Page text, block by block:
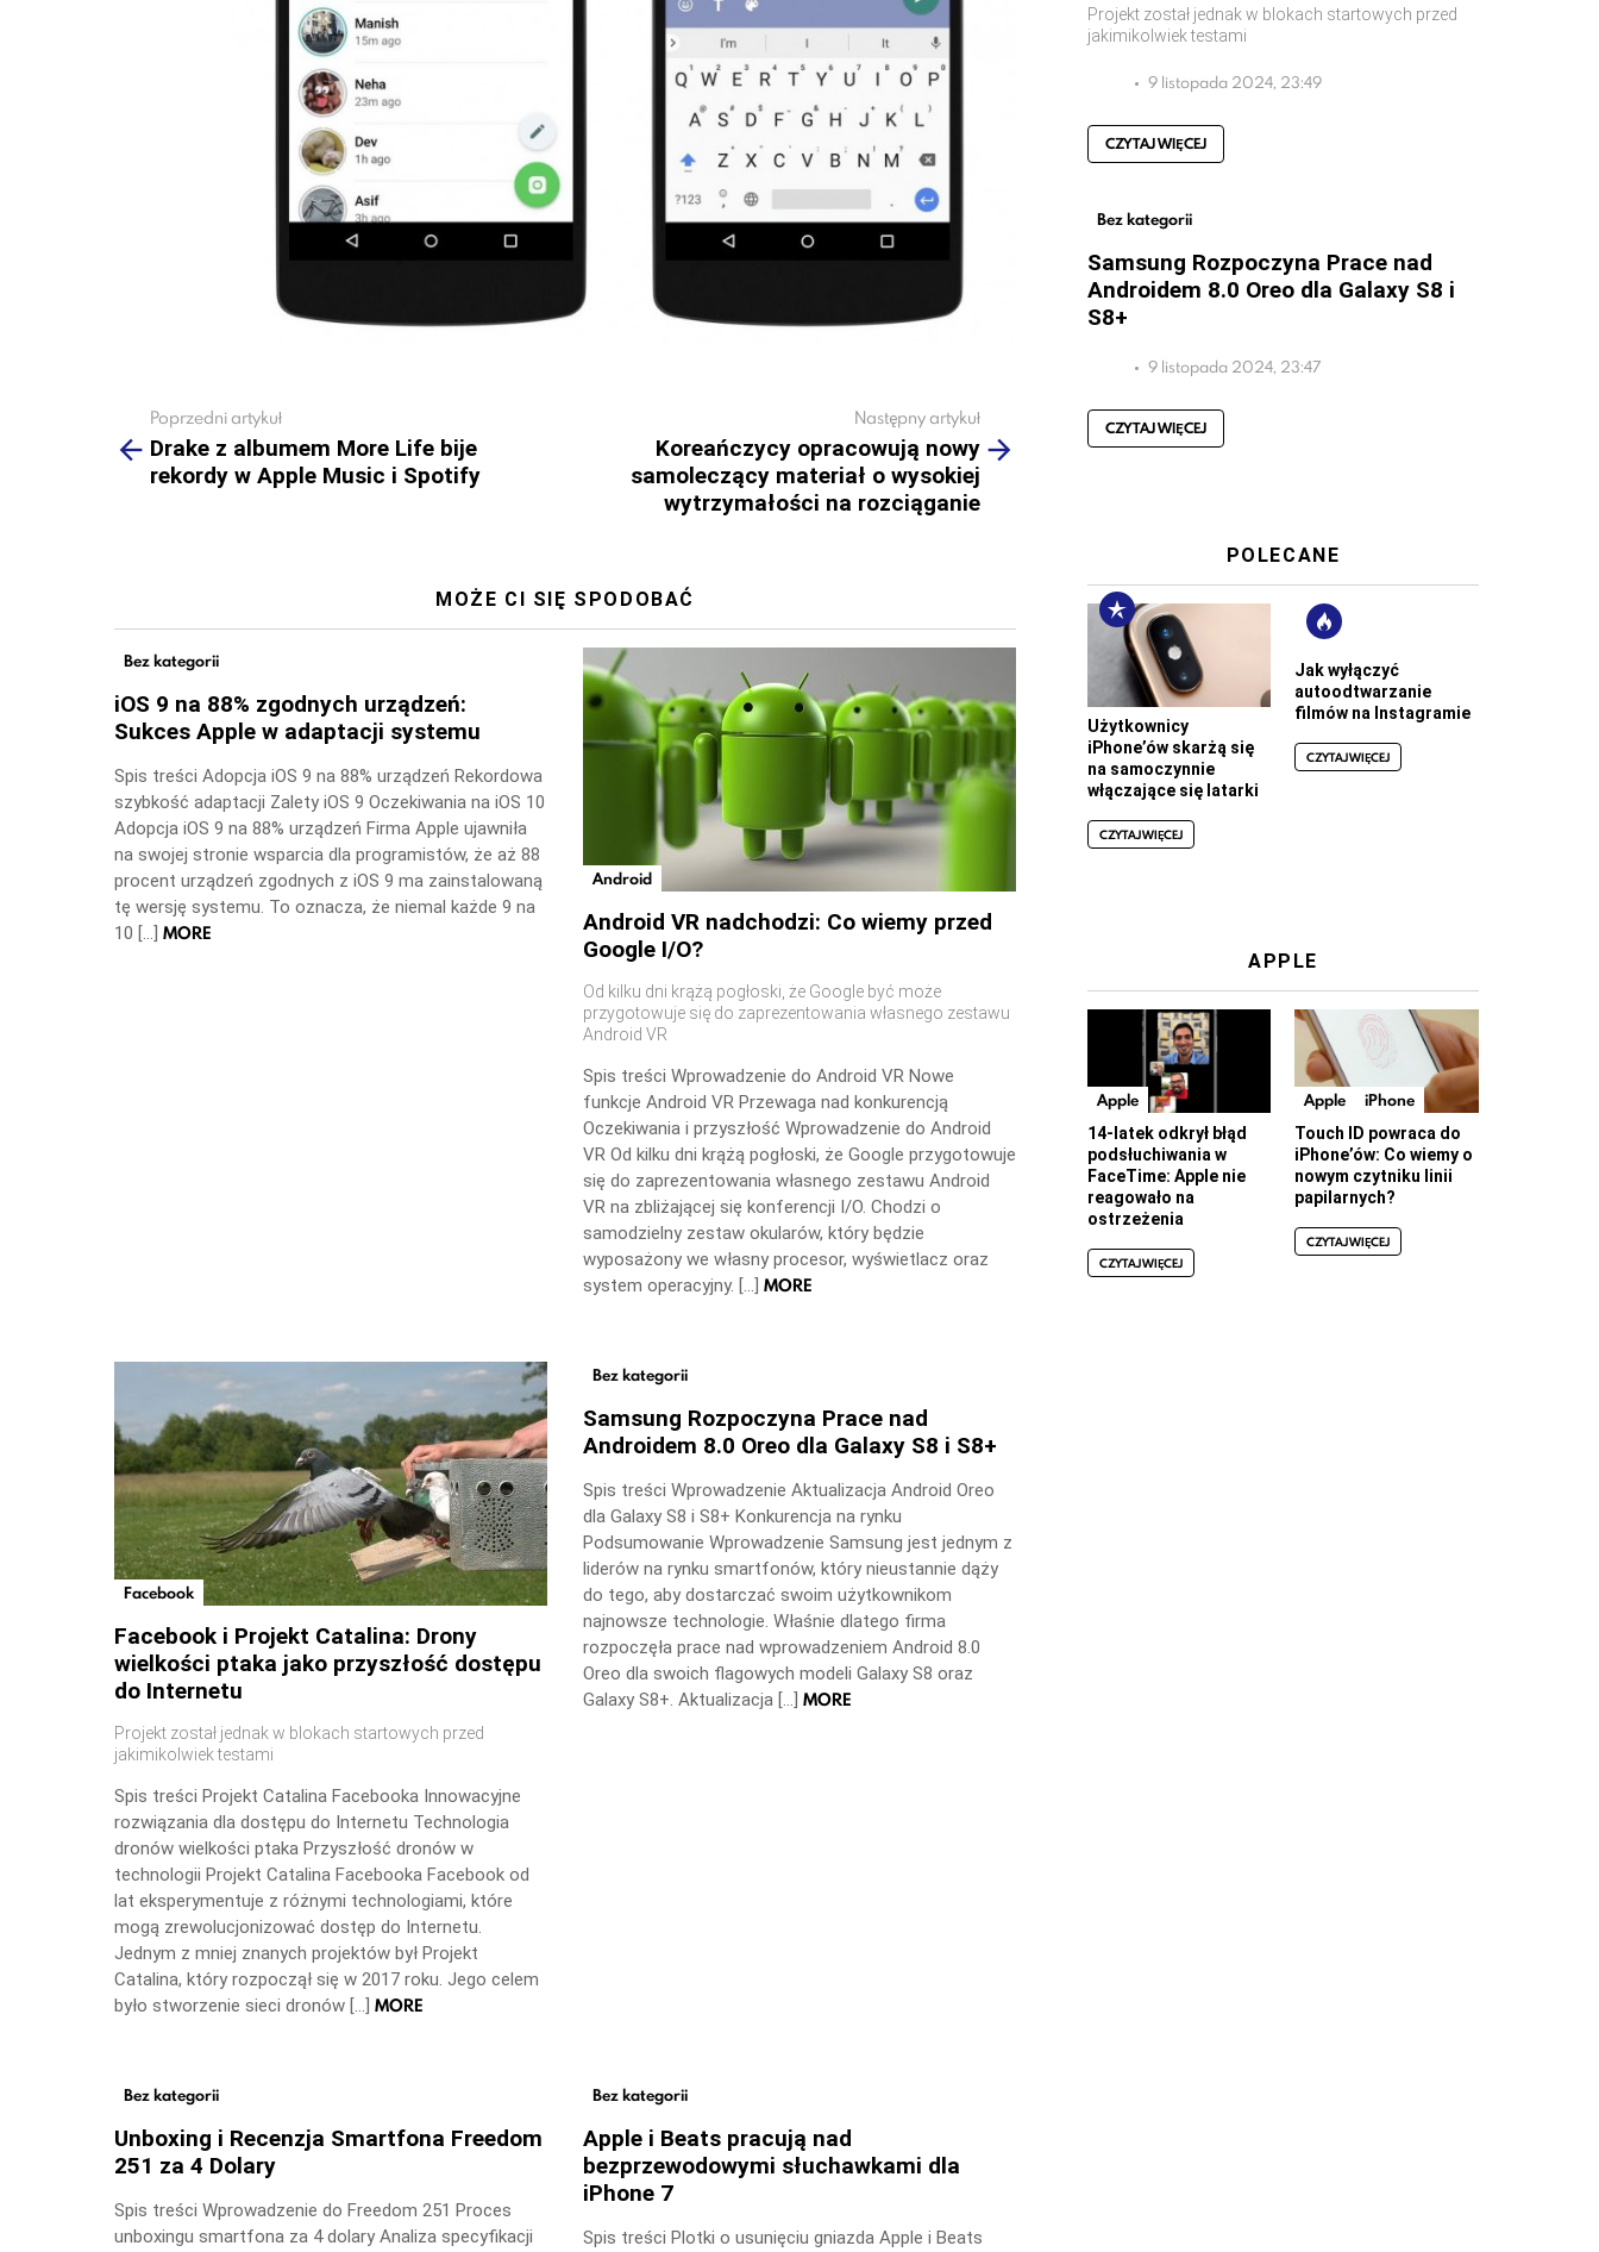
more
Poprzedni artykuł
Drake z albumem More Life bije
rekordy w Apple Music i Spotify
Następny artykuł
Koreańczycy opracowują nowy
samoleczący materiał o wysokiej
wytrzymałości na rozciąganie
MOŻE CI SIĘ SPODOBAĆ
Bez kategorii
iOS 9 na 88% zgodnych urządzeń:
Sukces Apple w adaptacji systemu
Spis treści Adopcja iOS 9 na 88% urządzeń Rekordowa
szybkość adaptacji Zalety iOS 9 Oczekiwania na iOS 10
Adopcja iOS 9 na 88% urządzeń Firma Apple ujawniła
na swojej stronie wsparcia dla programistów, że aż 88
procent urządzeń zgodnych z iOS 9 ma zainstalowaną
tę wersję systemu. To oznacza, że niemal każde 9 na
10 […] MORE
Android
Android VR nadchodzi: Co wiemy przed
Google I/O?
Od kilku dni krążą pogłoski, że Google być może
przygotowuje się do zaprezentowania własnego zestawu
Android VR
Spis treści Wprowadzenie do Android VR Nowe
funkcje Android VR Przewaga nad konkurencją
Oczekiwania i przyszłość Wprowadzenie do Android
VR Od kilku dni krążą pogłoski, że Google przygotowuje
się do zaprezentowania własnego zestawu Android
VR na zbliżającej się konferencji I/O. Chodzi o
samodzielny zestaw okularów, który będzie
wyposażony we własny procesor, wyświetlacz oraz
system operacyjny. […] MORE
Facebook
Facebook i Projekt Catalina: Drony
wielkości ptaka jako przyszłość dostępu
do Internetu
Projekt został jednak w blokach startowych przed
jakimikolwiek testami
Spis treści Projekt Catalina Facebooka Innowacyjne
rozwiązania dla dostępu do Internetu Technologia
dronów wielkości ptaka Przyszłość dronów w
technologii Projekt Catalina Facebooka Facebook od
lat eksperymentuje z różnymi technologiami, które
mogą zrewolucjonizować dostęp do Internetu.
Jednym z mniej znanych projektów był Projekt
Catalina, który rozpoczął się w 2017 roku. Jego celem
było stworzenie sieci dronów […] MORE
Bez kategorii
Samsung Rozpoczyna Prace nad
Androidem 8.0 Oreo dla Galaxy S8 i S8+
Spis treści Wprowadzenie Aktualizacja Android Oreo
dla Galaxy S8 i S8+ Konkurencja na rynku
Podsumowanie Wprowadzenie Samsung jest jednym z
liderów na rynku smartfonów, który nieustannie dąży
do tego, aby dostarczać swoim użytkownikom
najnowsze technologie. Właśnie dlatego firma
rozpoczęła prace nad wprowadzeniem Android 8.0
Oreo dla swoich flagowych modeli Galaxy S8 oraz
Galaxy S8+. Aktualizacja […] MORE
Bez kategorii
Unboxing i Recenzja Smartfona Freedom
251 za 4 Dolary
Spis treści Wprowadzenie do Freedom 251 Proces
unboxingu smartfona za 4 dolary Analiza specyfikacji
Bez kategorii
Apple i Beats pracują nad
bezprzewodowymi słuchawkami dla
iPhone 7
Spis treści Plotki o usunięciu gniazda Apple i Beats
Projekt został jednak w blokach startowych przed
jakimikolwiek testami
9 listopada 2024, 23:49
CZYTAJ WIĘCEJ
Bez kategorii
Samsung Rozpoczyna Prace nad
Androidem 8.0 Oreo dla Galaxy S8 i
S8+
9 listopada 2024, 23:47
CZYTAJ WIĘCEJ
POLECANE
Użytkownicy
iPhone’ów skarżą się
na samoczynnie
włączające się latarki
CZYTAJ WIĘCEJ
Jak wyłączyć
autoodtwarzanie
filmów na Instagramie
CZYTAJ WIĘCEJ
APPLE
Apple
14-latek odkrył błąd
podsłuchiwania w
FaceTime: Apple nie
reagowało na
ostrzeżenia
CZYTAJ WIĘCEJ
Apple iPhone
Touch ID powraca do
iPhone’ów: Co wiemy o
nowym czytniku linii
papilarnych?
CZYTAJ WIĘCEJ